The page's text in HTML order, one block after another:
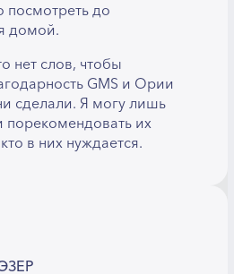
посмотреть до
домой.
нет слов, чтобы
GMS и Ории
сделали. Я могу лишь
порекомендовать их
в них нуждается.